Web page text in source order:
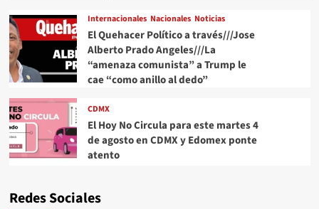
Internacionales Nacionales Noticias
El Quehacer Político a través///Jose
Alberto Prado Angeles///La
“amenaza comunista” a Trump le
cae “como anillo al dedo”
CDMX
El Hoy No Circula para este martes 4
de agosto en CDMX y Edomex ponte
atento
Redes Sociales